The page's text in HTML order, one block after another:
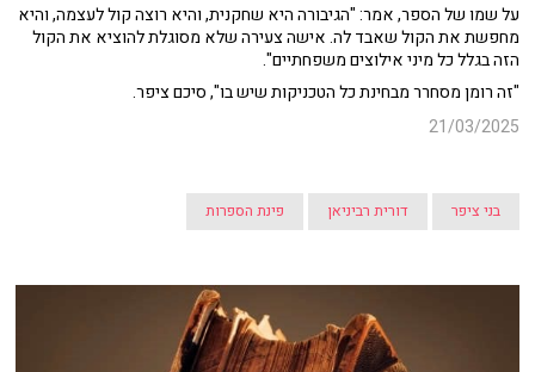
על שמו של הספר, אמר: "הגיבורה היא שחקנית, והיא רוצה קול לעצמה, והיא
מחפשת את הקול שאבד לה. אישה צעירה שלא מסוגלת להוציא את הקול
הזה בגלל כל מיני אילוצים משפחתיים".
"זה רומן מסחרר מבחינת כל הטכניקות שיש בו", סיכם ציפר.
21/03/2025
בני ציפר דורית רביניאן פינת הספרות